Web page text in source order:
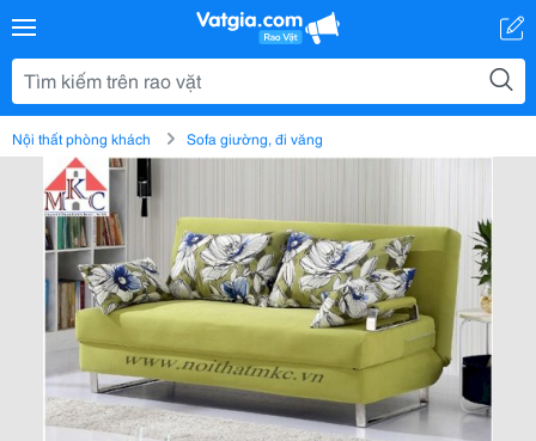
Nội thất phòng khách Sofa giường, đi văng